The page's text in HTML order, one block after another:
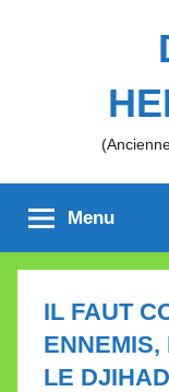
Menu
IL FAUT
LE